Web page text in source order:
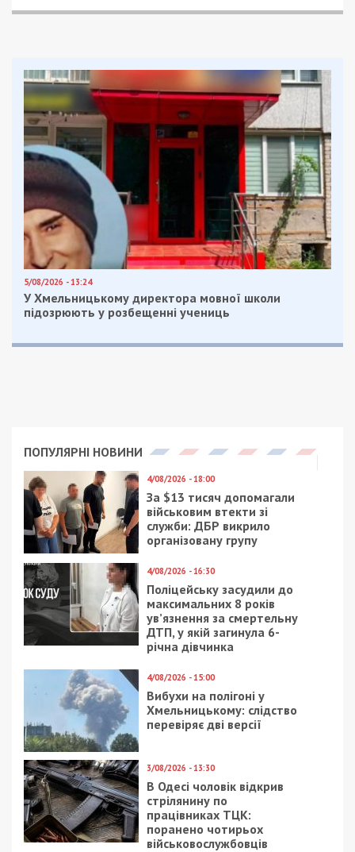
5/08/2026 - 13:24
У Хмельницькому директора мовної школи
підозрюють у розбещенні учениць
ПОПУЛЯРНІ НОВИНИ
4/08/2026 - 18:00
За $13 тисяч допомагали
військовим втекти зі
служби: ДБР викрило
організовану групу
4/08/2026 - 16:30
Поліцейську засудили до
максимальних 8 років
ув’язнення за смертельну
ДТП, у якій загинула 6-
річна дівчинка
4/08/2026 - 15:00
Вибухи на полігоні у
Хмельницькому: слідство
перевіряє дві версії
3/08/2026 - 13:30
В Одесі чоловік відкрив
стрілянину по
працівниках ТЦК:
поранено чотирьох
військовослужбовців